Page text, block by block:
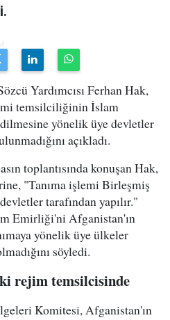
Yardımcısı Ferhan Hak,
temsilciliğinin İslam
yönelik üye devletler
açıkladı.
toplantısında konuşan Hak,
"Tanıma işlemi Birleşmiş
tarafından yapılır."
Emirliği'ni Afganistan'ın
yönelik üye ülkeler
söyledi.
rejim temsilcisinde
Komitesi, Afganistan'ın